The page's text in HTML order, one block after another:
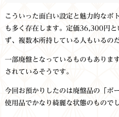
こういった面白い設定と魅力的なボ
も多く存在します。定価36,300円と
ず、複数本所持している人もいるの
一部廃盤となっているものもありま
されているそうです。
今回お預かりしたのは廃盤品の「ボ
使用品でかなり綺麗な状態のもので